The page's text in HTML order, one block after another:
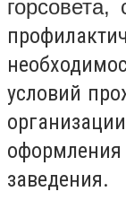
горсовета,
условий
заведения.